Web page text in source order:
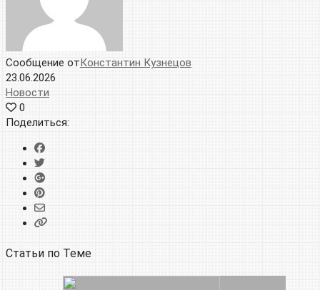
Сообщение от Константин Кузнецов
23.06.2026
Новости
0
Поделиться:
Статьи по Теме